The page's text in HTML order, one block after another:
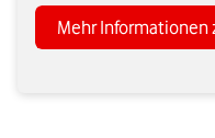
Mehr Informationen